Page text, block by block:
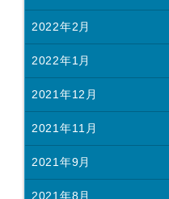
2022年2月
2022年1月
2021年12月
2021年11月
2021年9月
2021年8月